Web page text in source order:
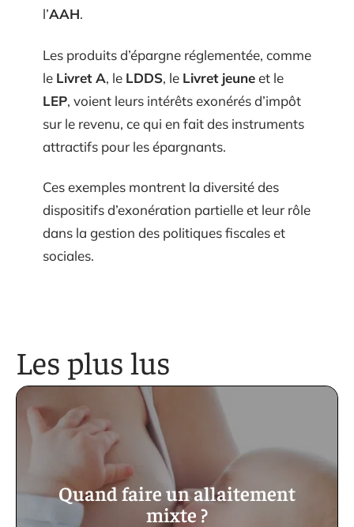
l’AAH.
Les produits d’épargne réglementée, comme
le Livret A, le LDDS, le Livret jeuneet le
LEP, voient leurs intérêts exonérés d’impôt
sur le revenu, ce qui en fait des instruments
attractifs pour les épargnants.
Ces exemples montrent la diversité des
dispositifs d’exonération partielle et leur rôle
dans la gestion des politiques fiscales et
sociales.
Les plus lus
Quand faire un allaitement
mixte ?